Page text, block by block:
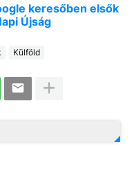
keresőben elsők
Újság
Külföld